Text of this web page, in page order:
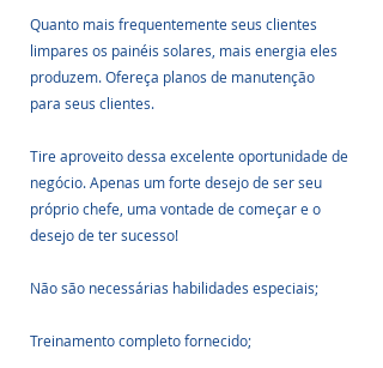
Quanto mais frequentemente seus clientes
limpares os painéis solares, mais energia eles
produzem. Ofereça planos de manutenção
para seus clientes.
Tire aproveito dessa excelente oportunidade de
negócio. Apenas um forte desejo de ser seu
próprio chefe, uma vontade de começar e o
desejo de ter sucesso!
Não são necessárias habilidades especiais;
Treinamento completo fornecido;